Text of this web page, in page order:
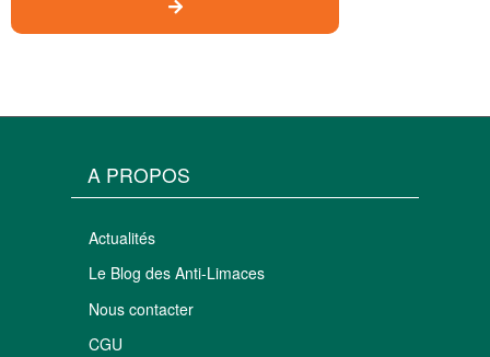
A PROPOS
Actualités
Le Blog des Anti-Limaces
Nous contacter
CGU